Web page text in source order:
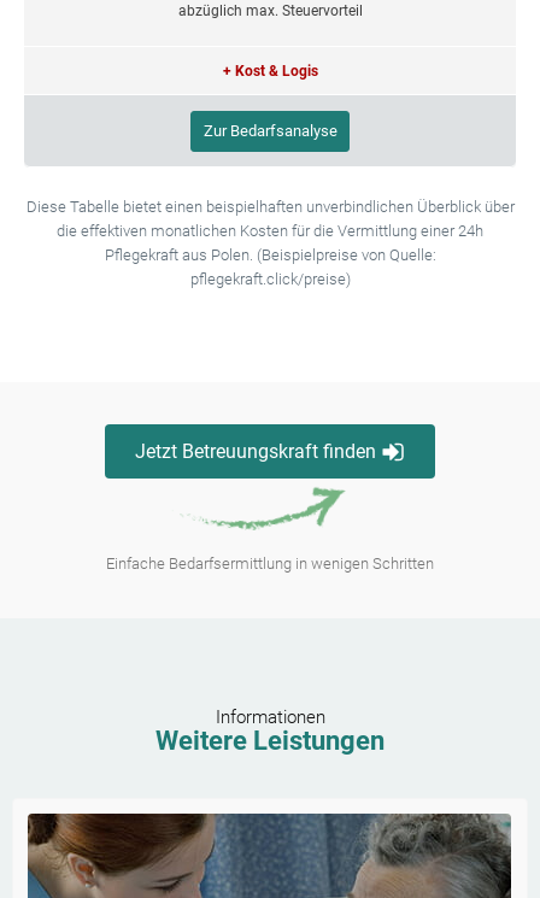
abzüglich max. Steuervorteil
+ Kost & Logis
Zur Bedarfsanalyse
Diese Tabelle bietet einen beispielhaften unverbindlichen Überblick über
die effektiven monatlichen Kosten für die Vermittlung einer 24h
Pflegekraft aus Polen. (Beispielpreise von Quelle:
pflegekraft.click/preise)
Jetzt Betreuungskraft finden
Einfache Bedarfsermittlung in wenigen Schritten
Informationen
Weitere Leistungen